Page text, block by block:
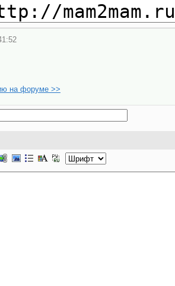
на форуме >>